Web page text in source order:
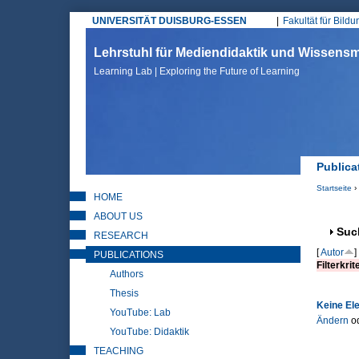
UNIVERSITÄT DUISBURG-ESSEN
Hauptmenü
Fakultät für
Lehrstuhl für Mediendidaktik und
Learning Lab | Exploring the Future of Learning
Startseite ›
[Autor ]
Keine
Ändern
HOME
ABOUT US
RESEARCH
PUBLICATIONS
Authors
Thesis
YouTube: Lab
YouTube: Didaktik
TEACHING